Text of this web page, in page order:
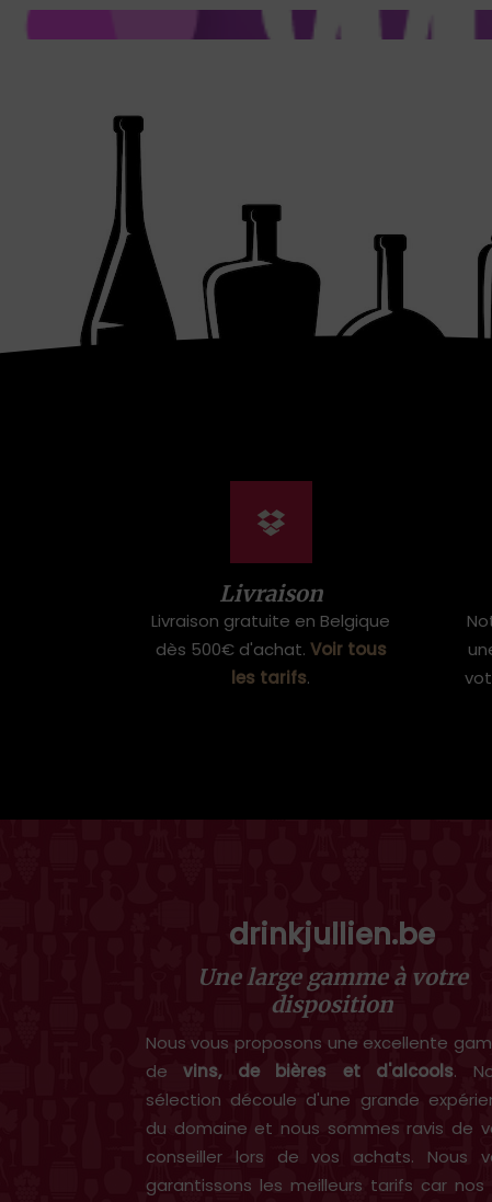
Livraison
Livraison gratuite en Belgique
dès 500€ d'achat. Voir tous
les tarifs.
drinkjullien.be
Une large gamme à votre
disposition
Nous vous proposons une excellente
devins, de bières et d'alcools.
sélection découle d'une grande
du domaine et nous sommes ravis de
conseiller lors de vos achats. Nous
garantissons les meilleurs tarifs car nos